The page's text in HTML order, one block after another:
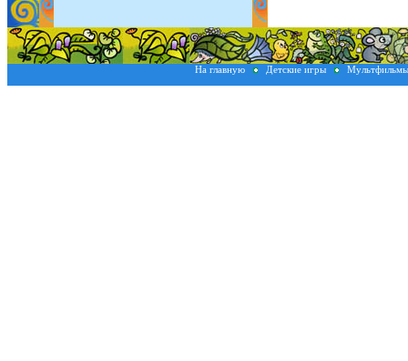
На главную Детские игры Мультфильмы